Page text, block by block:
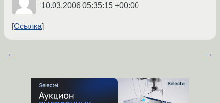
10.03.2006 05:35:15 +00:00
Ссылка
← →